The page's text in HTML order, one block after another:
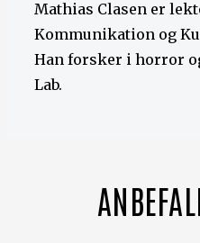
Mathias Clasen er
Kommunikation og
Han forsker i horror
Lab.